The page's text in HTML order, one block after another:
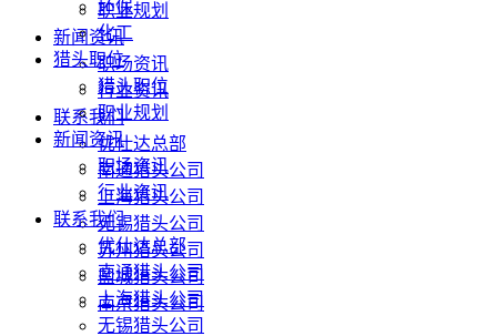
职业规划
新闻资讯
职场资讯
行业资讯
联系我们
优仕达总部
南通猎头公司
上海猎头公司
无锡猎头公司
苏州猎头公司
盐城猎头公司
南京猎头公司
环保
化工
猎头职位
猎头职位
职业规划
新闻资讯
职场资讯
行业资讯
联系我们
优仕达总部
南通猎头公司
上海猎头公司
无锡猎头公司